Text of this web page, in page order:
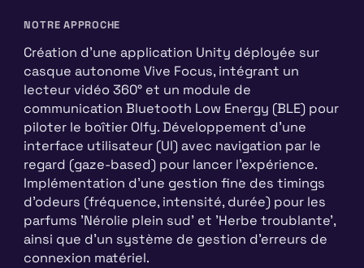
NOTRE APPROCHE
Création d'une application Unity déployée sur
casque autonome Vive Focus, intégrant un
lecteur vidéo 360° et un module de
communication Bluetooth Low Energy (BLE) pour
piloter le boîtier Olfy. Développement d'une
interface utilisateur (UI) avec navigation par le
regard (gaze-based) pour lancer l'expérience.
Implémentation d'une gestion fine des timings
d'odeurs (fréquence, intensité, durée) pour les
parfums 'Nérolie plein sud' et 'Herbe troublante',
ainsi que d'un système de gestion d'erreurs de
connexion matériel.